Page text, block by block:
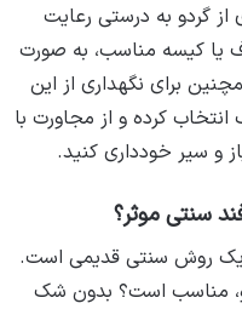
گردو به درستی رعایت
یا کیسه مناسب، به صورت
برای نگهداری از این
کرده و از مجاورت با
و سیر خودداری کنید.
یک روش سنتی قدیمی است.
مناسب است؟ بدون شک